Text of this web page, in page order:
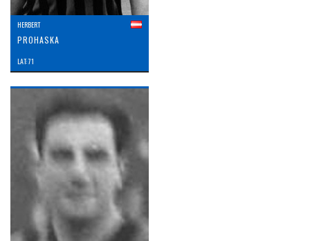
HERBERT
PROHASKA
LAT: 71